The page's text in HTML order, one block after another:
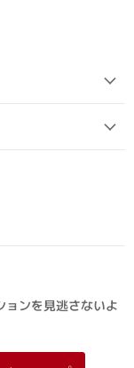
ョンを見逃さないよ